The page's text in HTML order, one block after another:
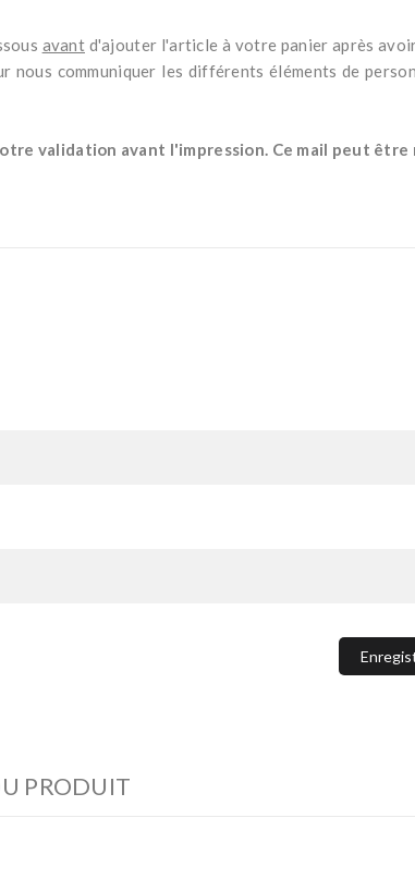
avant d'ajouter l'article à votre panier après
nous communiquer les différents éléments de
validation avant l'impression. Ce mail peut être
PRODUIT